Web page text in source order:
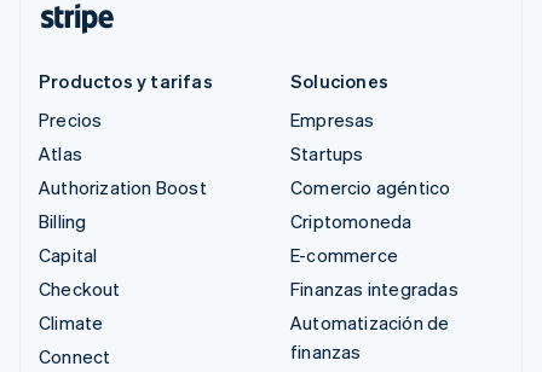
Productos y tarifas
Precios
Atlas
Authorization Boost
Billing
Capital
Checkout
Climate
Connect
Soluciones
Empresas
Startups
Comercio agéntico
Criptomoneda
E-commerce
Finanzas integradas
Automatización de
finanzas